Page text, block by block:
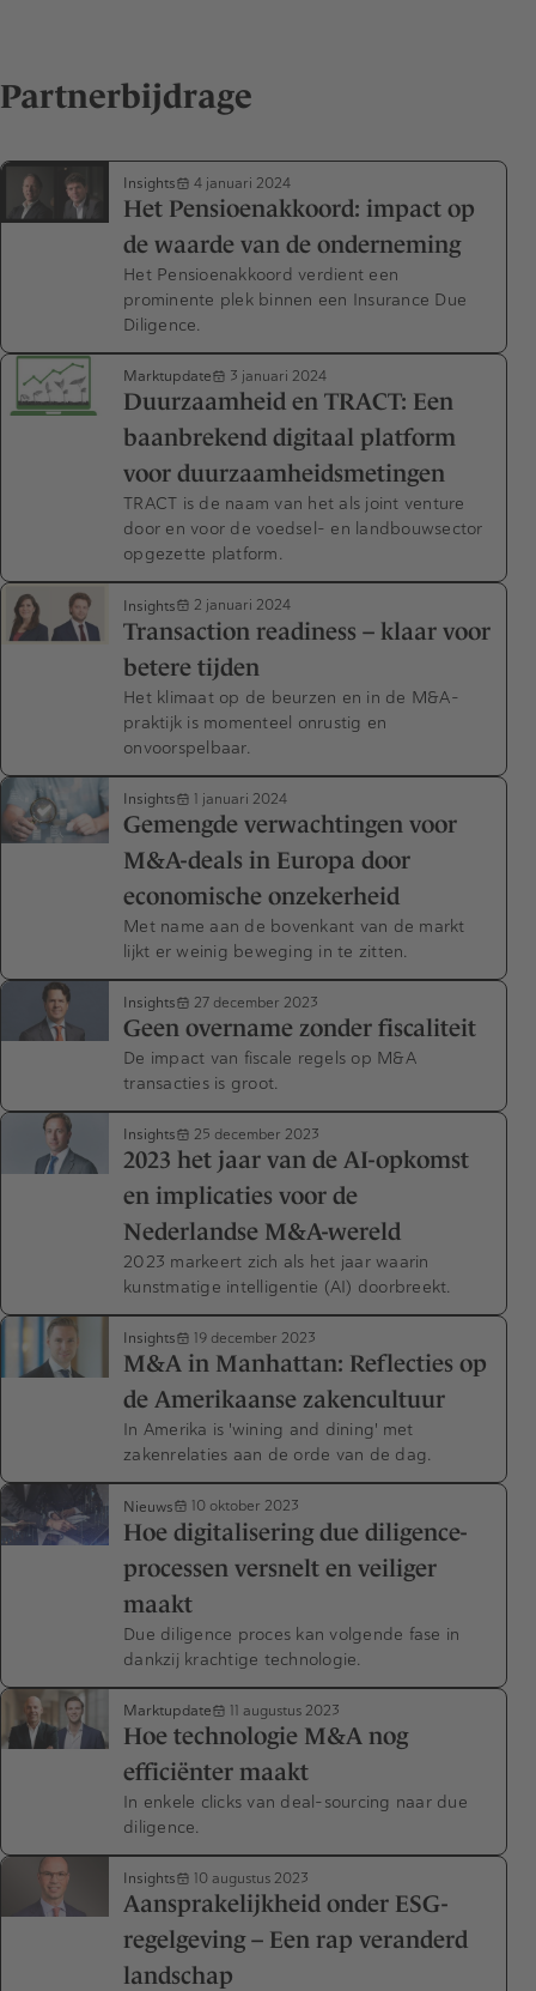
Partnerbijdrage
Insights 4 januari 2024
Het Pensioenakkoord: impact op
de waarde van de onderneming
Het Pensioenakkoord verdient een
prominente plek binnen een Insurance Due
Diligence.
Marktupdate 3 januari 2024
Duurzaamheid en TRACT: Een
baanbrekend digitaal platform
voor duurzaamheidsmetingen
TRACT is de naam van het als joint venture
door en voor de voedsel- en landbouwsector
opgezette platform.
Insights 2 januari 2024
Transaction readiness – klaar voor
betere tijden
Het klimaat op de beurzen en in de M&A-
praktijk is momenteel onrustig en
onvoorspelbaar.
Insights 1 januari 2024
Gemengde verwachtingen voor
M&A-deals in Europa door
economische onzekerheid
Met name aan de bovenkant van de markt
lijkt er weinig beweging in te zitten.
Insights 27 december 2023
Geen overname zonder fiscaliteit
De impact van fiscale regels op M&A
transacties is groot.
Insights 25 december 2023
2023 het jaar van de AI-opkomst
en implicaties voor de
Nederlandse M&A-wereld
2023 markeert zich als het jaar waarin
kunstmatige intelligentie (AI) doorbreekt.
Insights 19 december 2023
M&A in Manhattan: Reflecties op
de Amerikaanse zakencultuur
In Amerika is 'wining and dining' met
zakenrelaties aan de orde van de dag.
Nieuws 10 oktober 2023
Hoe digitalisering due diligence-
processen versnelt en veiliger
maakt
Due diligence proces kan volgende fase in
dankzij krachtige technologie.
Marktupdate 11 augustus 2023
Hoe technologie M&A nog
efficiënter maakt
In enkele clicks van deal-sourcing naar due
diligence.
Insights 10 augustus 2023
Aansprakelijkheid onder ESG-
regelgeving – Een rap veranderd
landschap